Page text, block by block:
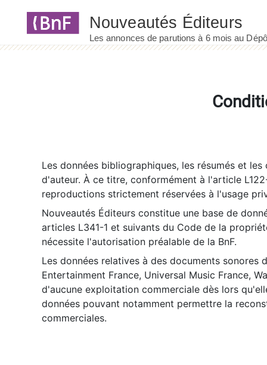
Les données bibliographiques, les résumés et
d'auteur. À ce titre, conformément à l'article
reproductions strictement réservées à l'usage
Nouveautés Éditeurs constitue une base de
articles L341-1 et suivants du Code de la
nécessite l'autorisation préalable de la BnF.
Les données relatives à des documents sonores
Entertainment France, Universal Music France,
d'aucune exploitation commerciale dès lors
données pouvant notamment permettre la
commerciales.